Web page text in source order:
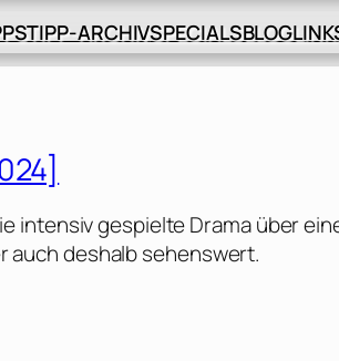
TIPP-ARCHIVSPECIALSBLOG
intensiv gespielte Drama über
auch deshalb sehenswert.